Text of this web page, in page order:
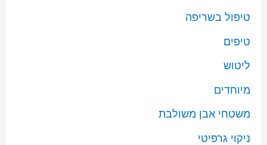
טיפול בשריפה
טיפים
ליטוש
מיוחדים
משטחי אבן משולבת
ניקוי גרפיטי